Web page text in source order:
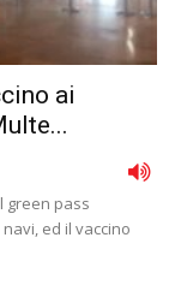
ai
green pass
ed il vaccino